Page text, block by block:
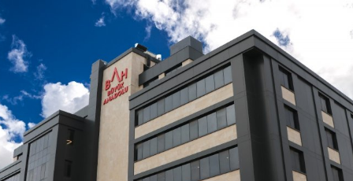
Türkçe
English
Deutsch
عربي
ქართული
Русский